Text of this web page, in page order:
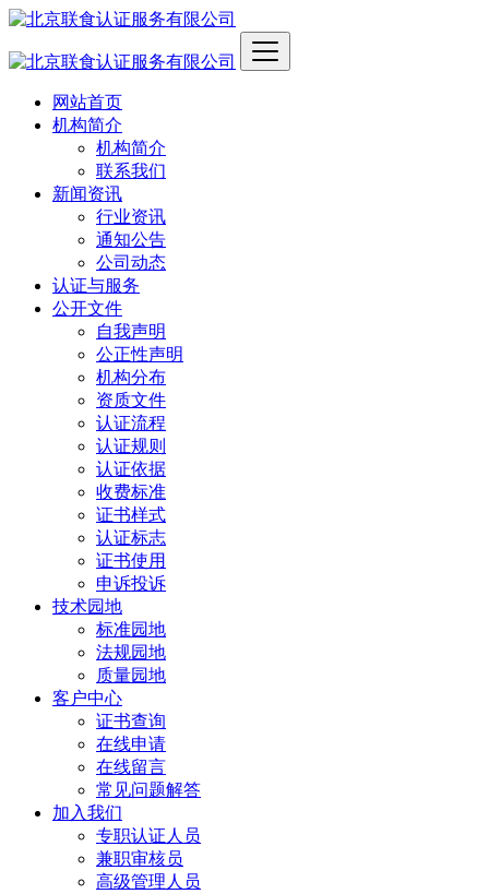
网站首页
机构简介
机构简介
联系我们
新闻资讯
行业资讯
通知公告
公司动态
认证与服务
公开文件
自我声明
公正性声明
机构分布
资质文件
认证流程
认证规则
认证依据
收费标准
证书样式
认证标志
证书使用
申诉投诉
技术园地
标准园地
法规园地
质量园地
客户中心
证书查询
在线申请
在线留言
常见问题解答
加入我们
专职认证人员
兼职审核员
高级管理人员